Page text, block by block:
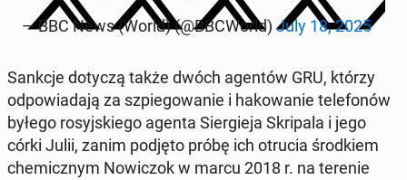
— BBC News (World) (@BBCWorld)July 18, 2025
Sankcje dotyczą także dwóch agentów GRU, którzy
od­po­wia­da­ją za szpie­go­wa­nie i ha­ko­wa­nie te­le­fo­nów
byłego ro­syj­skie­go agenta Sier­gie­ja Skri­pa­la i jego
córki Julii, zanim podjęto próbę ich otrucia środ­kiem
che­micz­nym No­wi­czok w marcu 2018 r. na terenie